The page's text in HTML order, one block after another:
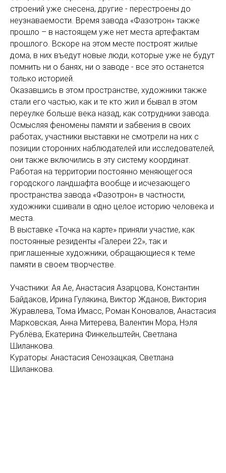
строений уже снесена, другие - перестроены до
неузнаваемости. Время завода «Фазотрон» также
прошло – в настоящем уже нет места артефактам
прошлого. Вскоре на этом месте построят жилые
дома, в них въедут новые люди, которые уже не будут
помнить ни о банях, ни о заводе - все это останется
только историей.
Оказавшись в этом пространстве, художники также
стали его частью, как и те кто жил и бывал в этом
переулке больше века назад, как сотрудники завода.
Осмысляя феномены памяти и забвения в своих
работах, участники выставки не смотрели на них с
позиции сторонних наблюдателей или исследователей,
они также включились в эту систему координат.
Работая на территории постоянно меняющегося
городского ландшафта вообще и исчезающего
пространства завода «Фазотрон» в частности,
художники сшивали в одно целое историю человека и
места.
В выставке «Точка на карте» приняли участие, как
постоянные резиденты «Галереи 22», так и
приглашенные художники, обращающиеся к теме
памяти в своем творчестве.
Участники: Ая Ае, Анастасия Азарцова, Константин
Байдаков, Ирина Гулякина, Виктор Жданов, Виктория
Журавлева, Тома Имасс, Роман Коновалов, Анастасия
Марковская, Анна Митерева, Валентин Мора, Нэля
Рублёва, Екатерина Финкельштейн, Светлана
Шиланкова.
Кураторы: Анастасия Сенозацкая, Светлана
Шиланкова.